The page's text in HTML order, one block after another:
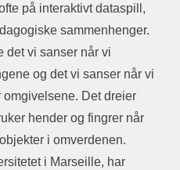
på interaktivt dataspill,
sammenhenger.
det vi sanser når vi
og det vi sanser når vi
omgivelsene. Det dreier
hender og fingrer når
i omverdenen.
i Marseille, har